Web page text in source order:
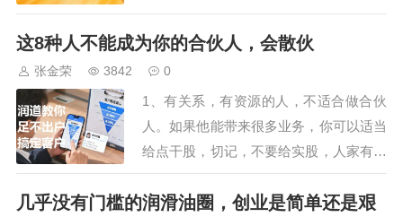
道、自带客户、不用管、业绩还好。我每
次听到这里，都忍不住想笑。1、你不是
在招销售，你是在找神你在找超级个体，
而不是建系统。绝大多数中小企业招销
售，逻辑是这样的：找一个厉害的人来，
靠他个人能…
这8种人不能成为你的合伙人，会散伙
张金荣 3842 0
1、有关系，有资源的人，不适合做合伙
人。如果他能带来很多业务，你可以适当
给点干股，切记，不要给实股，人家有人
脉，有资金，为什么非要跟你绑在一起
呢？也许隔行如隔山，人家就想找个合伙
几乎没有门槛的润滑油圈，创业是简单还是艰